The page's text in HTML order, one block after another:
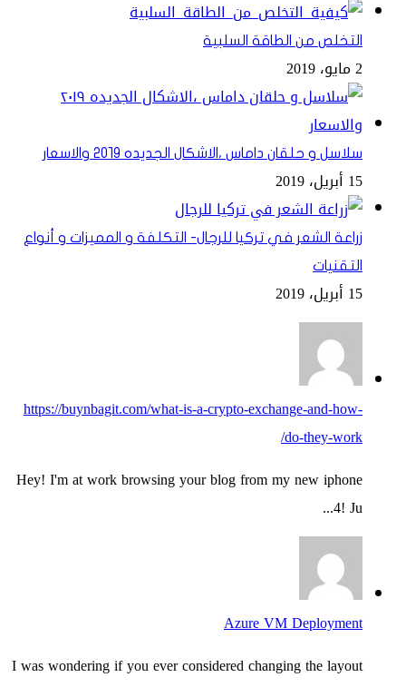
التخلص من الطاقة السلبية
2 مايو، 2019
سلاسل و حلقان داماس ،الاشكال الجديده ٢٠١٩ والاسعار
15 أبريل، 2019
زراعة الشعر في تركيا للرجال- التكلفة و المميزات و أنواع
التقنيات
15 أبريل، 2019
https://buynbagit.com/what-is-a-crypto-exchange-and-how-
do-they-work/
Hey! I'm at work browsing your blog from my new iphone
4! Ju...
Azure VM Deployment
I was wondering if you ever considered changing the layout